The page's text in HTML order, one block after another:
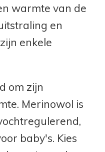
warmte van de
en
enkele
om zijn
Merinowol is
baby's. Kies